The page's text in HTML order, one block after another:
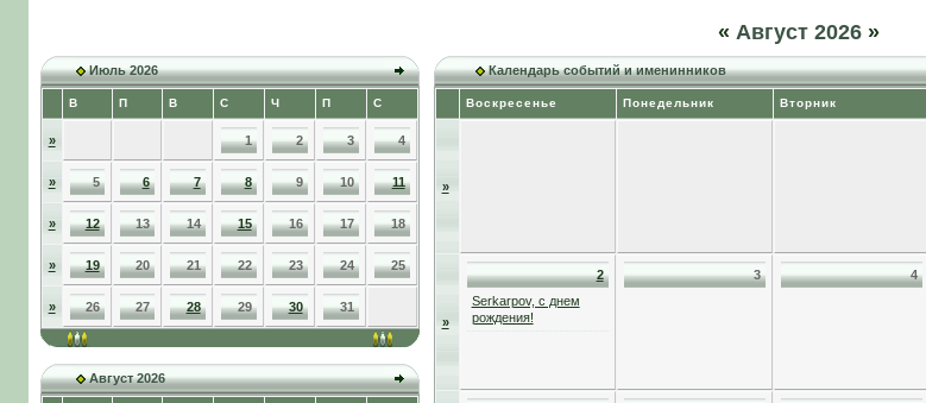
« Август 2026 »
Июль 2026
В П В С Ч П С
» 1 2 3 4
» 5 6 7 8 9 10 11
» 12 13 14 15 16 17 18
» 19 20 21 22 23 24 25
» 26 27 28 29 30 31
Август 2026
Календарь событий и именинников
Воскресенье Понедельник Вторник
»
»
2
Serkarpov, с днем
рождения!
3 4